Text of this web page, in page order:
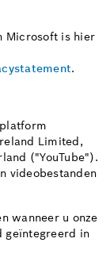
Microsoft is hier
.
Limited,
("YouTube").
videobestanden
wanneer u onze
geïntegreerd in